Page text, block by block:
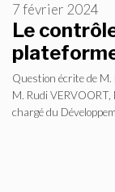
Le
7 février 2024
Question écrite de
M. Rudi
chargé du